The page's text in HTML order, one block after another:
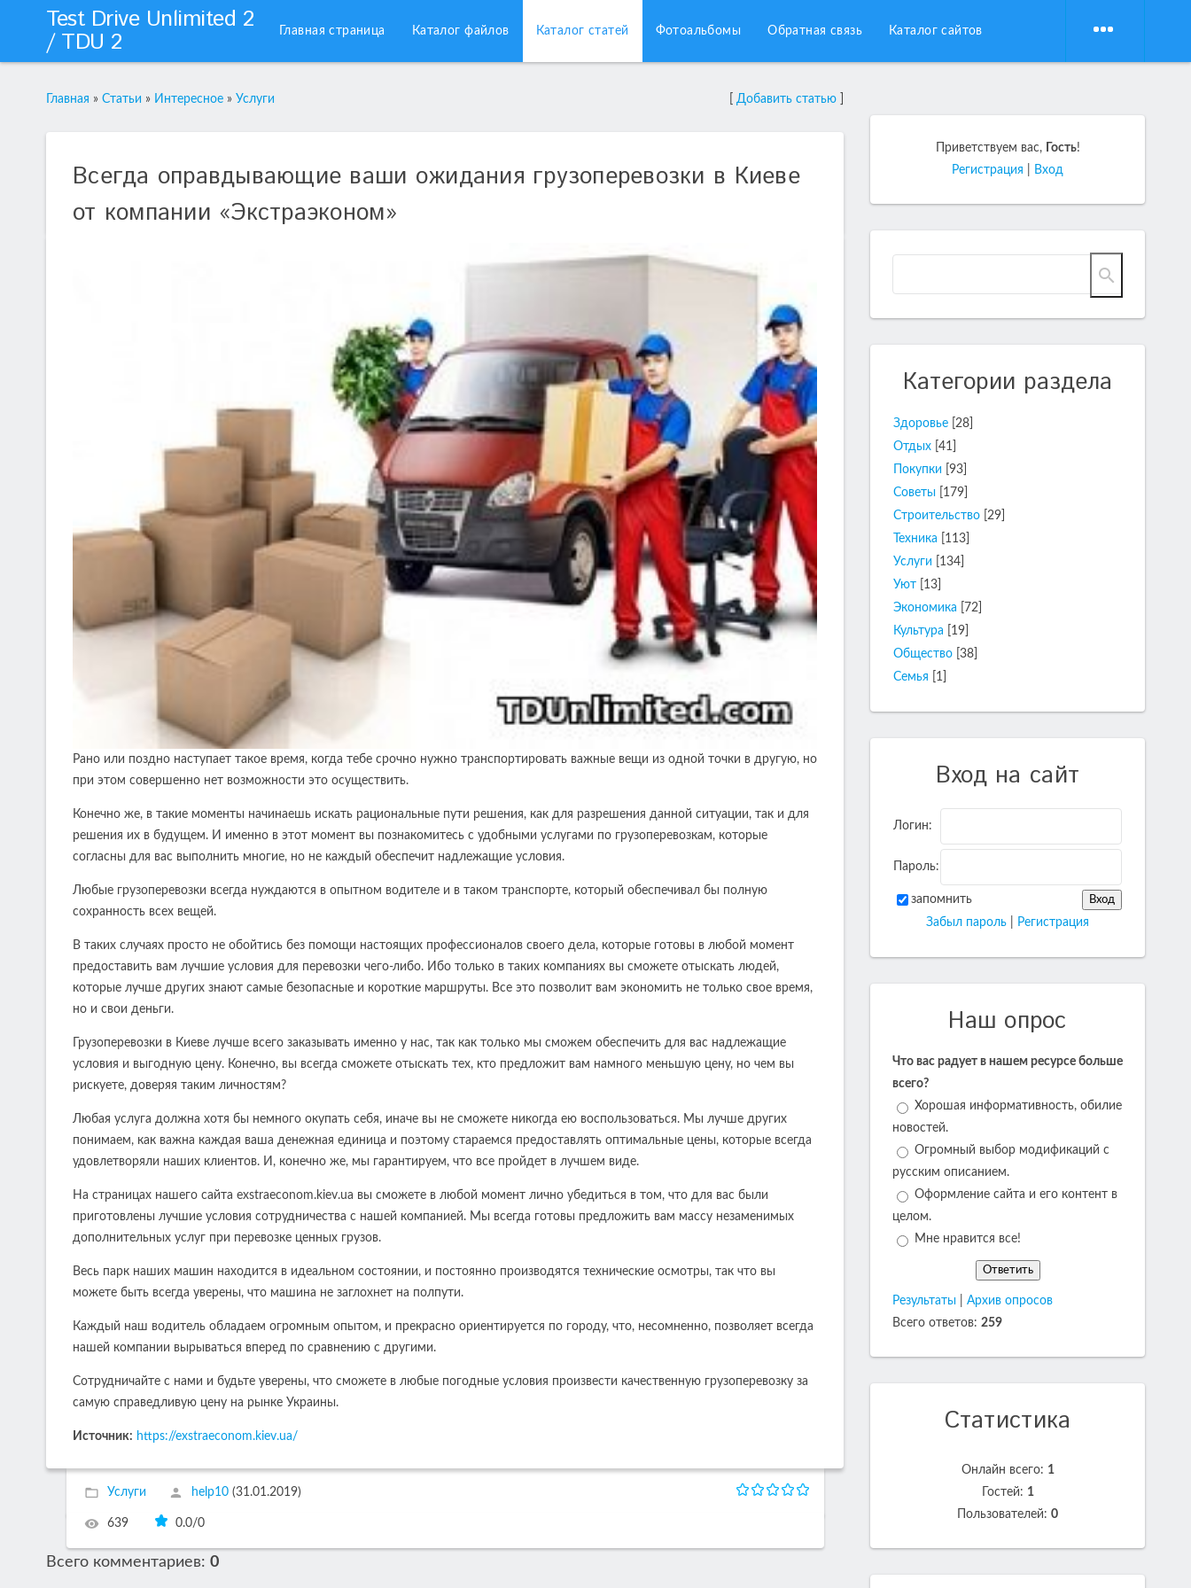
Test Drive Unlimited 2
/ TDU 2 Главная страница Каталог файлов Каталог статей Фотоальбомы Обратная связь Каталог сайтов
Главная » Статьи » Интересное » Услуги Добавить статью
Всегда оправдывающие ваши ожидания грузоперевозки в Киеве
от компании «Экстраэконом»
Рано или поздно наступает такое время, когда тебе срочно нужно транспортировать важные вещи из одной точки в другую, но
при этом совершенно нет возможности это осуществить.
Конечно же, в такие моменты начинаешь искать рациональные пути решения, как для разрешения данной ситуации, так и для
решения их в будущем. И именно в этот момент вы познакомитесь с удобными услугами по грузоперевозкам, которые
согласны для вас выполнить многие, но не каждый обеспечит надлежащие условия.
Любые грузоперевозки всегда нуждаются в опытном водителе и в таком транспорте, который обеспечивал бы полную
сохранность всех вещей.
В таких случаях просто не обойтись без помощи настоящих профессионалов своего дела, которые готовы в любой момент
предоставить вам лучшие условия для перевозки чего-либо. Ибо только в таких компаниях вы сможете отыскать людей,
которые лучше других знают самые безопасные и короткие маршруты. Все это позволит вам экономить не только свое время,
но и свои деньги.
Грузоперевозки в Киеве лучше всего заказывать именно у нас, так как только мы сможем обеспечить для вас надлежащие
условия и выгодную цену. Конечно, вы всегда сможете отыскать тех, кто предложит вам намного меньшую цену, но чем вы
рискуете, доверяя таким личностям?
Любая услуга должна хотя бы немного окупать себя, иначе вы не сможете никогда ею воспользоваться. Мы лучше других
понимаем, как важна каждая ваша денежная единица и поэтому стараемся предоставлять оптимальные цены, которые всегда
удовлетворяли наших клиентов. И, конечно же, мы гарантируем, что все пройдет в лучшем виде.
На страницах нашего сайта exstraeconom.kiev.ua вы сможете в любой момент лично убедиться в том, что для вас были
приготовлены лучшие условия сотрудничества с нашей компанией. Мы всегда готовы предложить вам массу незаменимых
дополнительных услуг при перевозке ценных грузов.
Весь парк наших машин находится в идеальном состоянии, и постоянно производятся технические осмотры, так что вы
можете быть всегда уверены, что машина не заглохнет на полпути.
Каждый наш водитель обладаем огромным опытом, и прекрасно ориентируется по городу, что, несомненно, позволяет всегда
нашей компании вырываться вперед по сравнению с другими.
Сотрудничайте с нами и будьте уверены, что сможете в любые погодные условия произвести качественную грузоперевозку за
самую справедливую цену на рынке Украины.
Источник: https://exstraeconom.kiev.ua/
Услуги help10(31.01.2019)
639 0.0/0
Всего комментариев: 0
Приветствуем вас, Гость!
Регистрация
Вход
Категории раздела
Здоровье [28]
Отдых [41]
Покупки
[93]
Советы
[179]
Строительство [29]
Техника
[113]
Услуги
[134]
Уют
[13]
Экономика
[72]
Культура
[19]
Общество [38]
Семья
[1]
Вход на сайт
Логин:
Пароль:
запомнить
Забыл пароль
Регистрация
Наш опрос
Что вас радует в нашем ресурсе больше
всего?
Хорошая информативность, обилие
новостей.
Огромный выбор модификаций с
русским описанием.
Оформление сайта и его контент в
целом.
Мне нравится все!
Результаты
Архив опросов
Всего ответов: 259
Статистика
Онлайн всего: 1
Гостей: 1
Пользователей: 0